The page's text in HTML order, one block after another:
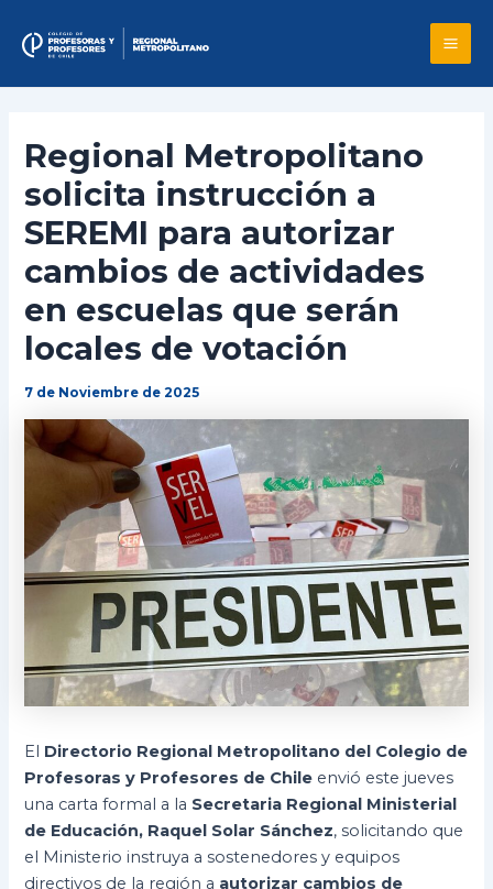
content
Regional Metropolitano
solicita instrucción a
SEREMI para autorizar
cambios de actividades
en escuelas que serán
locales de votación
7 de Noviembre de 2025
El Directorio Regional Metropolitano del Colegio de
Profesoras y Profesores de Chile envió este jueves
una carta formal a la Secretaria Regional Ministerial
de Educación, Raquel Solar Sánchez, solicitando que
el Ministerio instruya a sostenedores y equipos
directivos de la región a autorizar cambios de